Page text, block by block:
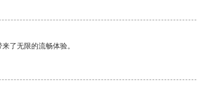
了无限的流畅体验。